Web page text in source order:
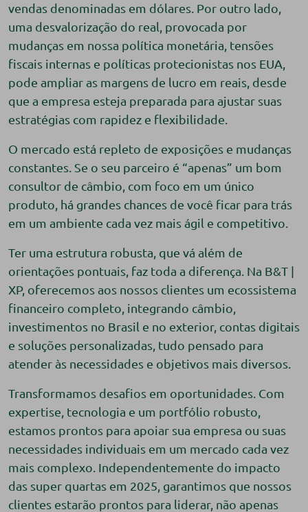
vendas denominadas em dólares. Por outro lado,
uma desvalorização do real, provocada por
mudanças em nossa política monetária, tensões
fiscais internas e políticas protecionistas nos EUA,
pode ampliar as margens de lucro em reais, desde
que a empresa esteja preparada para ajustar suas
estratégias com rapidez e flexibilidade.
O mercado está repleto de exposições e mudanças
constantes. Se o seu parceiro é “apenas” um bom
consultor de câmbio, com foco em um único
produto, há grandes chances de você ficar para trás
em um ambiente cada vez mais ágil e competitivo.
Ter uma estrutura robusta, que vá além de
orientações pontuais, faz toda a diferença. Na B&T |
XP, oferecemos aos nossos clientes um ecossistema
financeiro completo, integrando câmbio,
investimentos no Brasil e no exterior, contas digitais
e soluções personalizadas, tudo pensado para
atender às necessidades e objetivos mais diversos.
Transformamos desafios em oportunidades. Com
expertise, tecnologia e um portfólio robusto,
estamos prontos para apoiar sua empresa ou suas
necessidades individuais em um mercado cada vez
mais complexo. Independentemente do impacto
das super quartas em 2025, garantimos que nossos
clientes estarão prontos para liderar, não apenas